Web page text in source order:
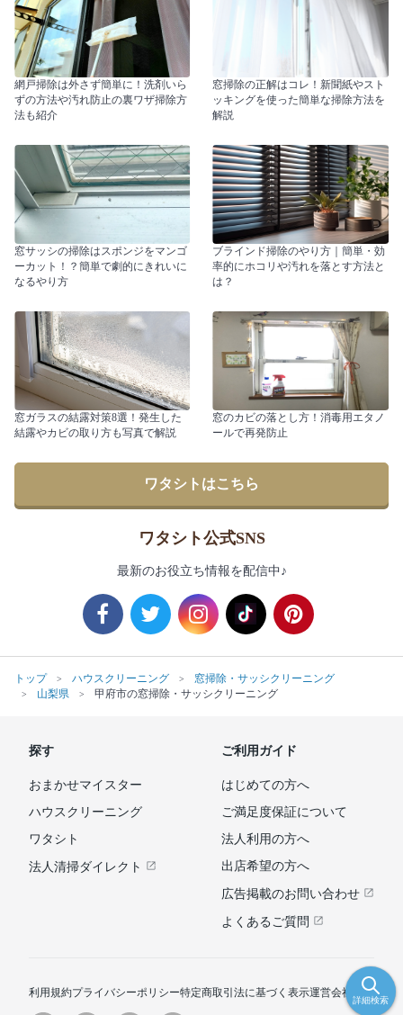
網戸掃除は外さず簡単に！洗剤いら
ずの方法や汚れ防止の裏ワザ掃除方
法も紹介
窓掃除の正解はコレ！新聞紙やスト
ッキングを使った簡単な掃除方法を
解説
窓サッシの掃除はスポンジをマンゴ
ーカット！？簡単で劇的にきれいに
なるやり方
ブラインド掃除のやり方｜簡単・効
率的にホコリや汚れを落とす方法と
は？
窓ガラスの結露対策8選！発生した
結露やカビの取り方も写真で解説
窓のカビの落とし方！消毒用エタノ
ールで再発防止
ワタシトはこちら
ワタシト公式SNS
最新のお役立ち情報を配信中♪
トップ ハウスクリーニング
窓掃除・サッシクリーニング
山梨県
甲府市の窓掃除・サッシクリーニング
詳細検索
探す
おまかせマイスター
ハウスクリーニング
ワタシト
法人清掃ダイレクト
ご利用ガイド
はじめての方へ
ご満足度保証について
法人利用の方へ
出店希望の方へ
広告掲載のお問い合わせ
よくあるご質問
利用規約プライバシーポリシー特定商取引法に基づく表示運営会社